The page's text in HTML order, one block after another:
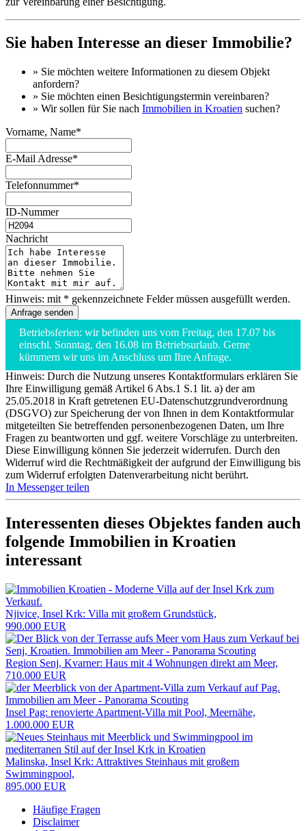
Sie haben Interesse an dieser Immobilie?
» Sie möchten weitere Informationen zu diesem Objekt
anfordern?
» Sie möchten einen Besichtigungstermin vereinbaren?
» Wir sollen für Sie nach Immobilien in Kroatien suchen?
Vorname, Name*
E-Mail Adresse*
Telefonnummer*
ID-Nummer
Nachricht
Hinweis: mit * gekennzeichnete Felder müssen ausgefüllt werden.
Betriebsferien: wir befinden uns vom Freitag, den 17.07 bis
einschl. Sonntag, den 16.08 im Betriebsurlaub. Gerne
kümmern wir uns im Anschluss um Ihre Anfrage.
Hinweis: Durch die Nutzung unseres Kontaktformulars erklären Sie
Ihre Einwilligung gemäß Artikel 6 Abs.1 S.1 lit. a) der am
25.05.2018 in Kraft getretenen EU-Datenschutzgrundverordnung
(DSGVO) zur Speicherung der von Ihnen in dem Kontaktformular
mitgeteilten Sie betreffenden personenbezogenen Daten, um Ihre
Fragen zu beantworten und ggf. weitere Vorschläge zu unterbreiten.
Diese Einwilligung können Sie jederzeit widerrufen. Durch den
Widerruf wird die Rechtmäßigkeit der aufgrund der Einwilligung bis
zum Widerruf erfolgten Datenverarbeitung nicht berührt.
In Messenger teilen
Interessenten dieses Objektes fanden auch
folgende Immobilien in Kroatien
interessant
Njivice, Insel Krk: Villa mit großem Grundstück,
990.000 EUR
Region Senj, Kvarner: Haus mit 4 Wohnungen direkt am Meer,
710.000 EUR
Insel Pag: renovierte Apartment-Villa mit Pool, Meernähe,
1.000.000 EUR
Malinska, Insel Krk: Attraktives Steinhaus mit großem
Swimmingpool,
895.000 EUR
Häufige Fragen
Disclaimer